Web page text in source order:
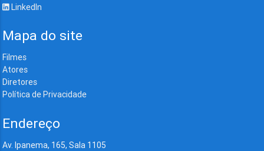
LinkedIn
Mapa do site
Filmes
Atores
Diretores
Política de Privacidade
Endereço
Av. Ipanema, 165, Sala 1105